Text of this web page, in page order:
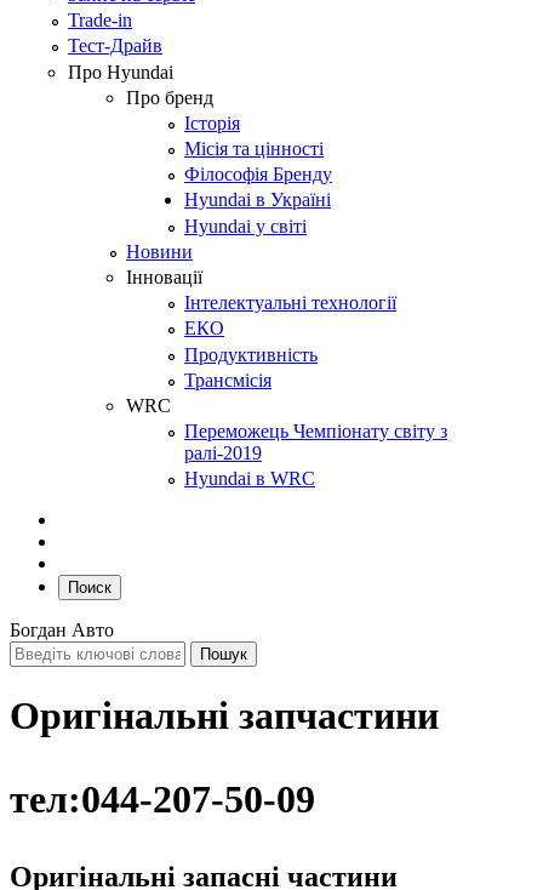
Trade-in
Тест-Драйв
Про Hyundai
Про бренд
Історія
Місія та цінності
Філософія Бренду
Hyundai в Україні
Hyundai у світі
Новини
Інновації
Інтелектуальні технології
ЕКО
Продуктивність
Трансмісія
WRC
Переможець Чемпіонату світу з
ралі-2019
Hyundai в WRC
Поиск
Богдан Авто
Оригінальні запчастини
тел:044-207-50-09
Оригінальні запасні частини